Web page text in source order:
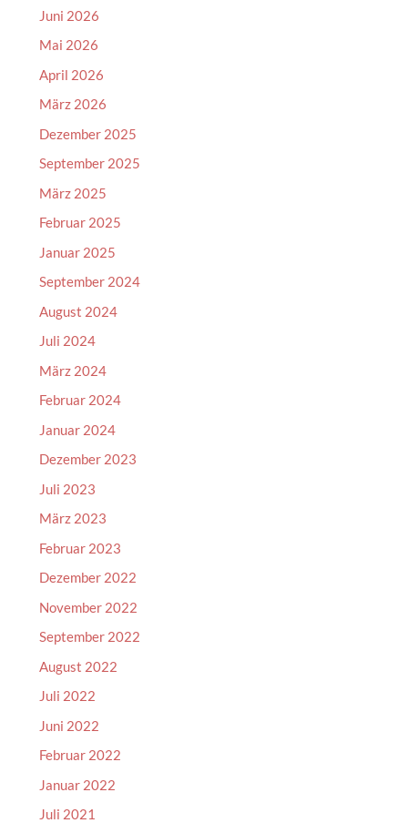
Juni 2026
Mai 2026
April 2026
März 2026
Dezember 2025
September 2025
März 2025
Februar 2025
Januar 2025
September 2024
August 2024
Juli 2024
März 2024
Februar 2024
Januar 2024
Dezember 2023
Juli 2023
März 2023
Februar 2023
Dezember 2022
November 2022
September 2022
August 2022
Juli 2022
Juni 2022
Februar 2022
Januar 2022
Juli 2021